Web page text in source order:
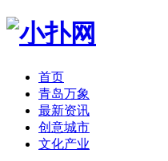
首页
青岛万象
最新资讯
创意城市
文化产业